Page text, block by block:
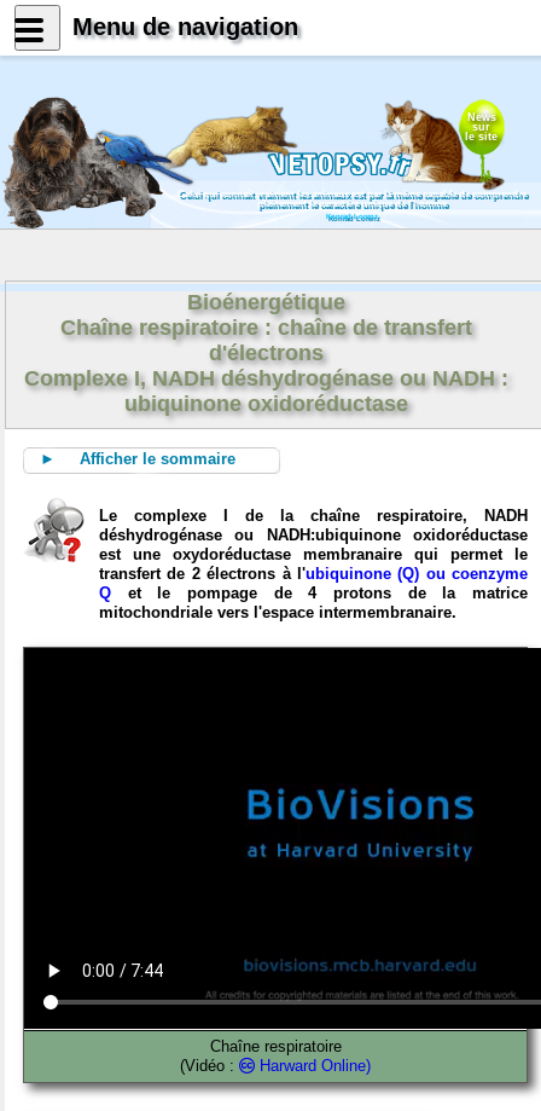
News
sur
le site
Celui qui connait vraiment les animaux est par là même capable de comprendre
pleinement le caractère unique de l'homme
Konrad Lorenz
Bioénergétique
Chaîne respiratoire : chaîne de transfert
d'électrons
Complexe I, NADH déshydrogénase ou NADH :
ubiquinone oxidoréductase
► Afficher le sommaire
Le complexe I de la chaîne respiratoire, NADH
déshydrogénase ou NADH:ubiquinone oxidoréductase
est une oxydoréductase membranaire qui permet le
transfert de 2 électrons à l'ubiquinone (Q) ou coenzyme
Q et le pompage de 4 protons de la matrice
mitochondriale vers l'espace intermembranaire.
Chaîne respiratoire
(Vidéo :
Harward Online)
Menu de navigation